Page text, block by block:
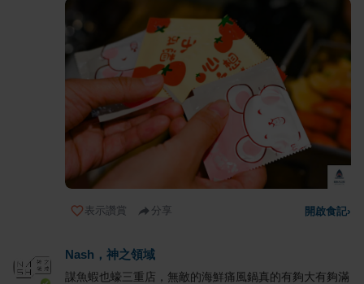
表示讚賞 分享 開啟食記›
Nash，神之領域
謀魚蝦也蠔三重店，無敵的海鮮痛風鍋真的有夠大有夠滿